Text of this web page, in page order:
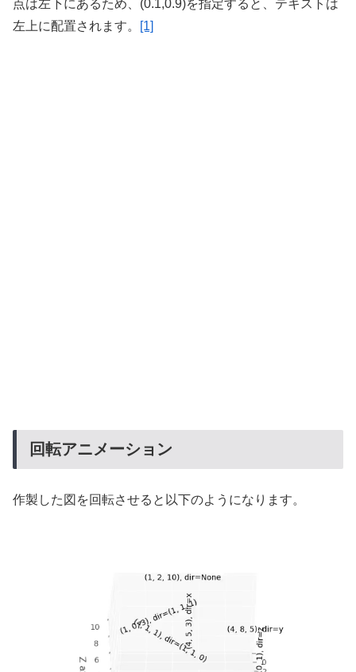
点は左下にあるため、(0.1,0.9)を指定すると、テキストは
左上に配置されます。
[1]
回転アニメーション
作製した図を回転させると以下のようになります。